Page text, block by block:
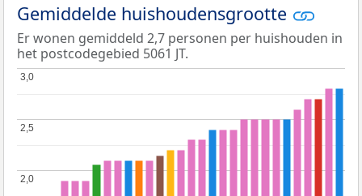
Gemiddelde huishoudensgrootte
Er wonen gemiddeld 2,7 personen per huishouden in
het postcodegebied 5061 JT.
2,0
2,0
2,5
2,5
3,0
3,0